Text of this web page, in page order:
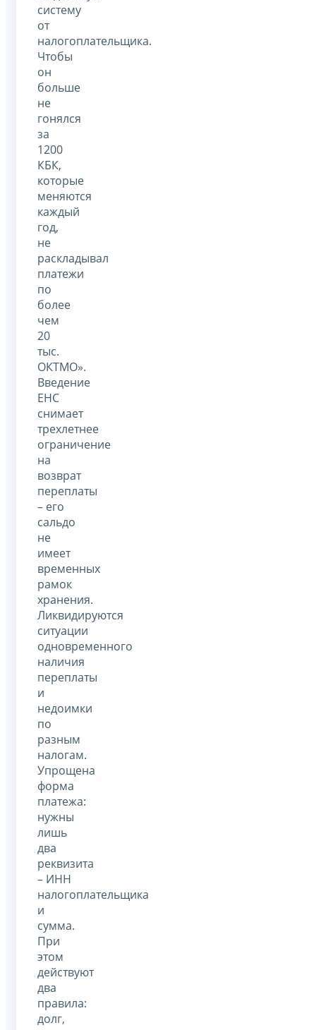
систему
от
налогоплательщика.
Чтобы
он
больше
не
гонялся
за
1200
КБК,
которые
меняются
каждый
год,
не
раскладывал
платежи
по
более
чем
20
тыс.
ОКТМО».
Введение
ЕНС
снимает
трехлетнее
ограничение
на
возврат
переплаты
– его
сальдо
не
имеет
временных
рамок
хранения.
Ликвидируются
ситуации
одновременного
наличия
переплаты
и
недоимки
по
разным
налогам.
Упрощена
форма
платежа:
нужны
лишь
два
реквизита
– ИНН
налогоплательщика
и
сумма.
При
этом
действуют
два
правила:
долг,